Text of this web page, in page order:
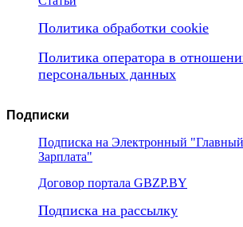
Политика обработки cookie
Политика оператора в
персональных данных
Подписки
Подписка на Электронный "Главный
Зарплата"
Договор портала GBZP.BY
Подписка на рассылку